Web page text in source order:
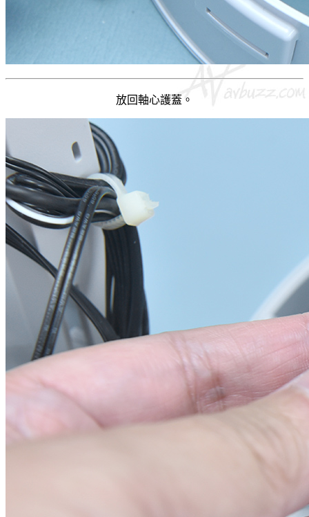
放回軸心護蓋。